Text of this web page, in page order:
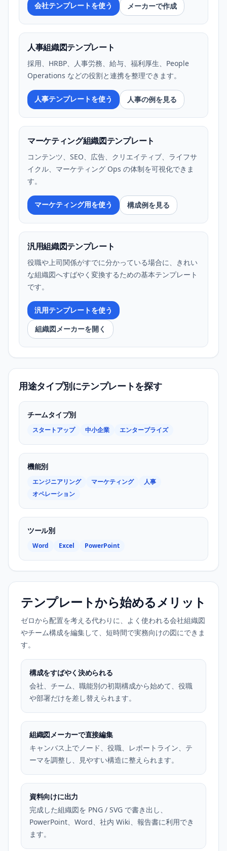
会社テンプレートを使う メーカーで作成
人事組織図テンプレート
採用、HRBP、人事労務、給与、福利厚生、People
Operations などの役割と連携を整理できます。
人事テンプレートを使う 人事の例を見る
マーケティング組織図テンプレート
コンテンツ、SEO、広告、クリエイティブ、ライフサ
イクル、マーケティング Ops の体制を可視化できま
す。
マーケティング用を使う 構成例を見る
汎用組織図テンプレート
役職や上司関係がすでに分かっている場合に、きれい
な組織図へすばやく変換するための基本テンプレート
です。
汎用テンプレートを使う
組織図メーカーを開く
用途タイプ別にテンプレートを探す
チームタイプ別
スタートアップ 中小企業 エンタープライズ
機能別
エンジニアリング マーケティング
人事
オペレーション
ツール別
Word Excel PowerPoint
テンプレートから始めるメリット
ゼロから配置を考える代わりに、よく使われる会社組織図
やチーム構成を編集して、短時間で実務向けの図にできま
す。
構成をすばやく決められる
会社、チーム、職能別の初期構成から始めて、役職
や部署だけを差し替えられます。
組織図メーカーで直接編集
キャンバス上でノード、役職、レポートライン、テ
ーマを調整し、見やすい構造に整えられます。
資料向けに出力
完成した組織図を PNG / SVG で書き出し、
PowerPoint、Word、社内 Wiki、報告書に利用でき
ます。